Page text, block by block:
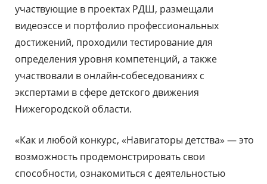
участвующие в проектах РДШ, размещали
видеоэссе и портфолио профессиональных
достижений, проходили тестирование для
определения уровня компетенций, а также
участвовали в онлайн-собеседованиях с
экспертами в сфере детского движения
Нижегородской области.
«Как и любой конкурс, «Навигаторы детства» — это
возможность продемонстрировать свои
способности, ознакомиться с деятельностью